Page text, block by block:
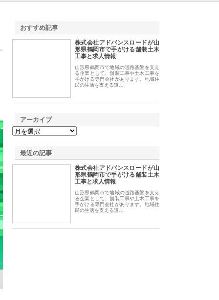
おすすめ記事
株式会社アドバンスロードが山
形県鶴岡市で手がける舗装土木
工事と求人情報
山形県鶴岡市で地域の道路基盤を支え
る企業として、舗装工事や土木工事を
手がける専門会社があります。地域住
民の生活を支える道…
アーカイブ
最近の記事
株式会社アドバンスロードが山
形県鶴岡市で手がける舗装土木
工事と求人情報
山形県鶴岡市で地域の道路基盤を支え
る企業として、舗装工事や土木工事を
手がける専門会社があります。地域住
民の生活を支える道…